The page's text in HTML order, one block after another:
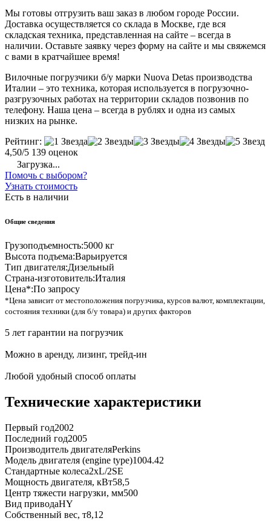
Мы готовы отгрузить ваш заказ в любом городе России.
Доставка осуществляется со склада в Москве, где вся
складская техника, представленная на сайте – всегда в
наличии. Оставьте заявку через форму на сайте и мы свяжемся
с вами в кратчайшее время!
Вилочные погрузчики б/у марки Nuova Detas производства
Италии – это техника, которая используется в погрузочно-
разгрузочных работах на территории складов позвонив по
телефону. Наша цена – всегда в рублях и одна из самых
низких на рынке.
Рейтинг:
4,50/5 139 оценок
Загрузка...
Помочь с выбором?
Узнать стоимость
Есть в наличии
Общие сведения
Грузоподъемность:5000 кг
Высота подъема:Варьируется
Тип двигателя:Дизельный
Страна-изготовитель:Италия
Цена*:По запросу
*Цена зависит от местоположения погрузчика, курсов валют, комплектации,
состояния техники (для б/у товара) и других факторов
5 лет гарантии на погрузчик
Можно в аренду, лизинг, трейд-ин
Любой удобный способ оплаты
Технические характеристики
Первый год2002
Последний год2005
Производитель двигателяPerkins
Модель двигателя (engine type)1004.42
Стандартные колеса2xL/2SE
Мощность двигателя, кВт58,5
Центр тяжести нагрузки, мм500
Вид приводаHY
Собственный вес, т8,12